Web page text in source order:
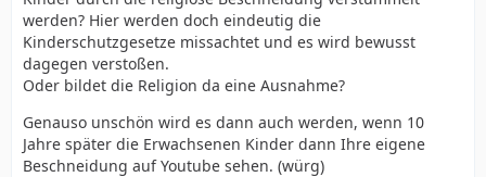
werden? Hier werden doch eindeutig die
Kinderschutzgesetze missachtet und es wird bewusst
dagegen verstoßen.
Oder bildet die Religion da eine Ausnahme?
Genauso unschön wird es dann auch werden, wenn 10
Jahre später die Erwachsenen Kinder dann Ihre eigene
Beschneidung auf Youtube sehen. (würg)